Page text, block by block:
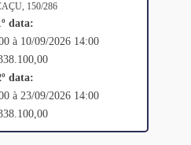
150/286
data:
à 10/09/2026 14:00
data:
à 23/09/2026 14:00